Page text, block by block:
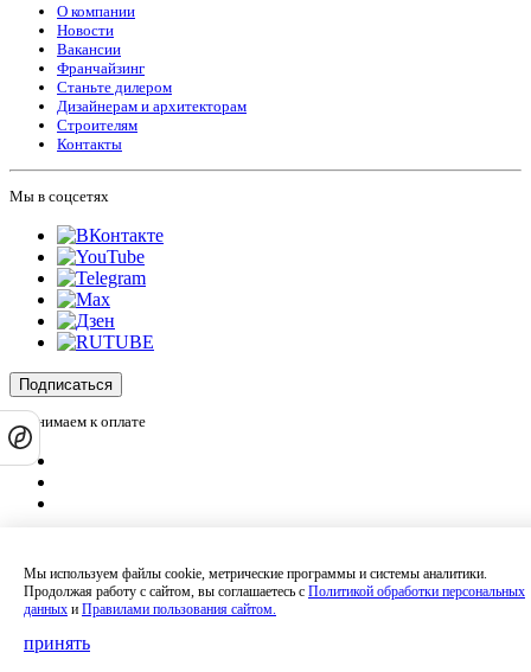
О компании
Новости
Вакансии
Франчайзинг
Станьте дилером
Дизайнерам и архитекторам
Строителям
Контакты
Мы в соцсетях
Подписаться
Принимаем к оплате
своих персональных данных в соответствии сполитикой
конфиденциальности .
Сайт не является публичной офертой и носит информационный характер.
Политика обработки персональных данных
персональных данных
Мы используем файлы cookie, метрические программы и системы аналитики.
Продолжая работу с сайтом, вы соглашаетесь с Политикой обработки персональных
данных и Правилами пользования сайтом.
принять